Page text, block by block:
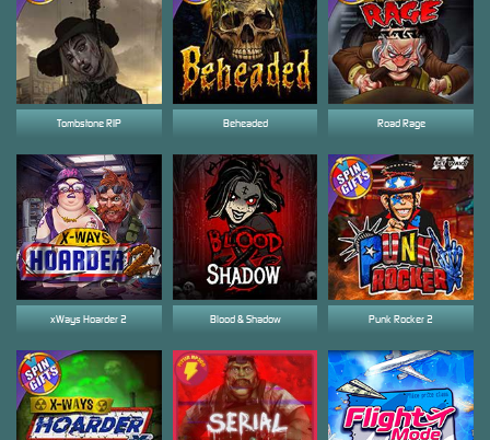
Blood & Shadow Punk Rocker 2
Beheaded
Tombstone RIP Road Rage
xWays Hoarder 2